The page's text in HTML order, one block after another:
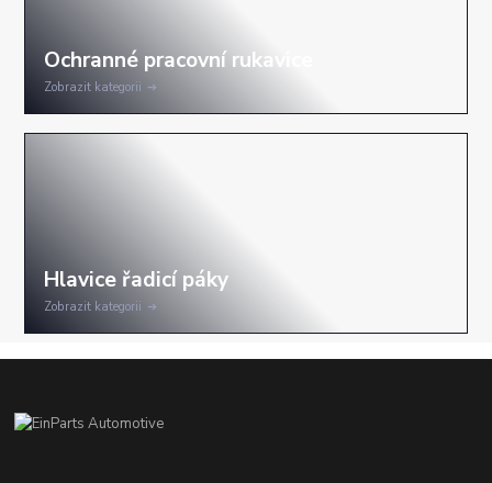
Zobrazit kategorii
Zobrazit kategorii